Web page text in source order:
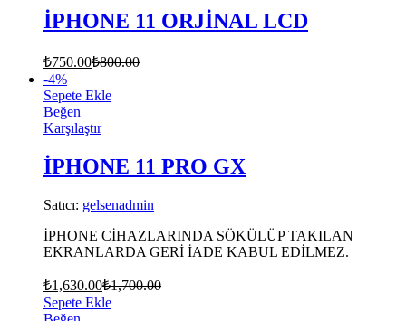
İPHONE 11 ORJİNAL LCD
₺750.00₺800.00
-4%
Sepete Ekle
Beğen
Karşılaştır
İPHONE 11 PRO GX
Satıcı: gelsenadmin
İPHONE CİHAZLARINDA SÖKÜLÜP TAKILAN
EKRANLARDA GERİ İADE KABUL EDİLMEZ.
₺1,630.00₺1,700.00
Sepete Ekle